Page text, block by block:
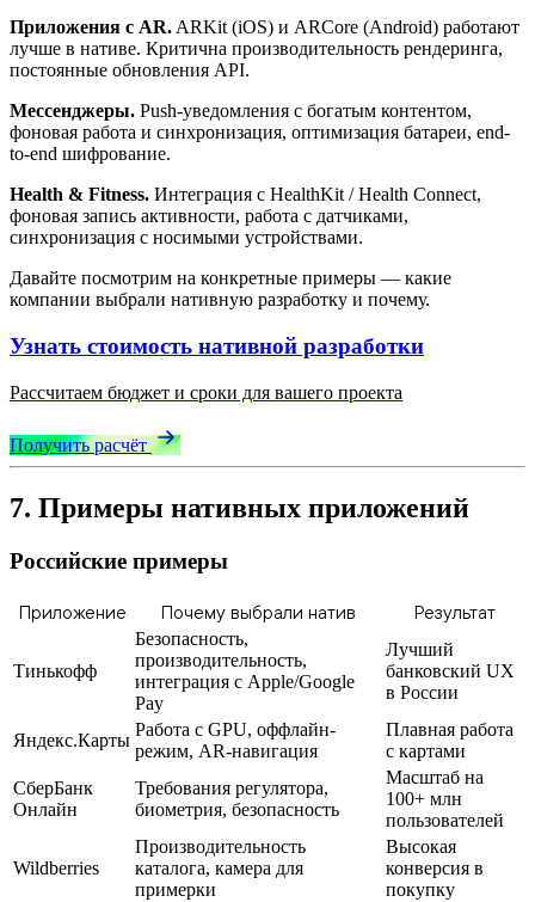
Приложения с AR.ARKit (iOS) и ARCore (Android) работают
лучше в нативе. Критична производительность рендеринга,
постоянные обновления API.
Мессенджеры. Push-уведомления с богатым контентом,
фоновая работа и синхронизация, оптимизация батареи, end-
to-end шифрование.
Health & Fitness. Интеграция с HealthKit / Health Connect,
фоновая запись активности, работа с датчиками,
синхронизация с носимыми устройствами.
Давайте посмотрим на конкретные примеры — какие
компании выбрали нативную разработку и почему.
Узнать стоимость нативной разработки
Рассчитаем бюджет и сроки для вашего проекта
Получить расчёт
7. Примеры нативных приложений
Российские примеры
Приложение Почему выбрали натив Результат
Тинькофф
Безопасность,
производительность,
интеграция с Apple/Google
Pay
Лучший
банковский UX
в России
Яндекс.Карты
Работа с GPU, оффлайн-
режим, AR-навигация
Плавная работа
с картами
СберБанк
Онлайн
Требования регулятора,
биометрия, безопасность
Масштаб на
100+ млн
пользователей
Wildberries
Производительность
каталога, камера для
примерки
Высокая
конверсия в
покупку